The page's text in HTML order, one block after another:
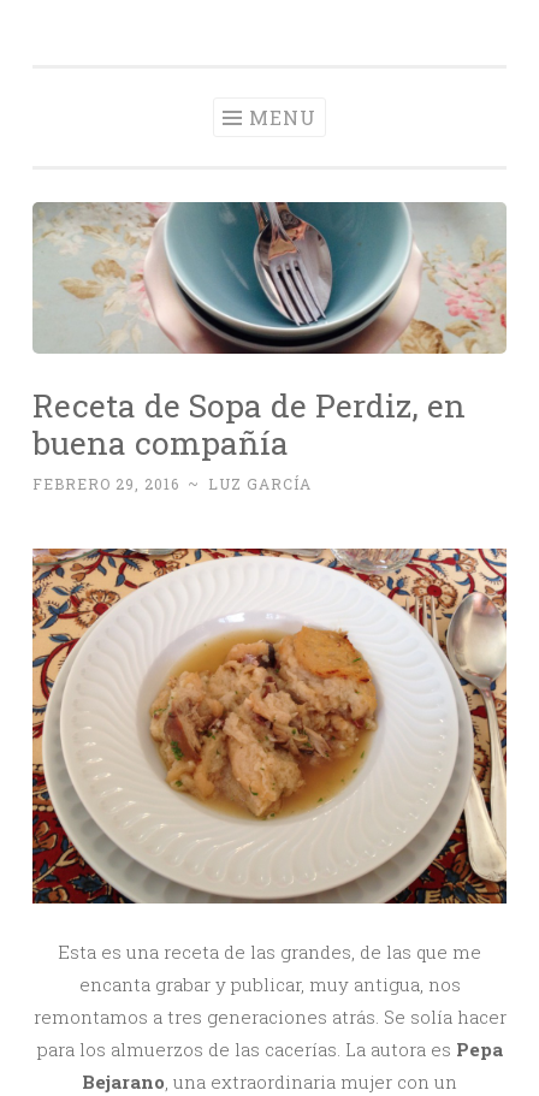
MENU
Receta de Sopa de Perdiz, en
buena compañía
FEBRERO 29, 2016 ~ LUZ GARCÍA
Esta es una receta de las grandes, de las que me
encanta grabar y publicar, muy antigua, nos
remontamos a tres generaciones atrás. Se solía hacer
para los almuerzos de las cacerías. La autora es Pepa
Bejarano, una extraordinaria mujer con un